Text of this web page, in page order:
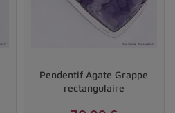
Pendentif Agate Grappe
rectangulaire